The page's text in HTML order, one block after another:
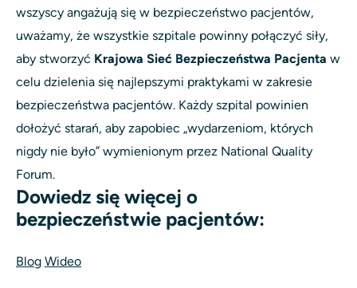
wszyscy angażują się w bezpieczeństwo pacjentów,
uważamy, że wszystkie szpitale powinny połączyć siły,
aby stworzyć Krajowa Sieć Bezpieczeństwa Pacjenta w
celu dzielenia się najlepszymi praktykami w zakresie
bezpieczeństwa pacjentów. Każdy szpital powinien
dołożyć starań, aby zapobiec „wydarzeniom, których
nigdy nie było” wymienionym przez National Quality
Forum.
Dowiedz się więcej o
bezpieczeństwie pacjentów:
Blog Wideo